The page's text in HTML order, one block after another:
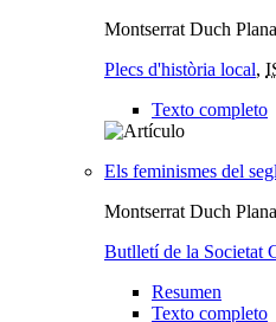
Montserrat Duch Plana
Plecs d'història local,
Texto completo
Els feminismes del
Montserrat Duch Plana
Butlletí de la Societat
Resumen
Texto completo